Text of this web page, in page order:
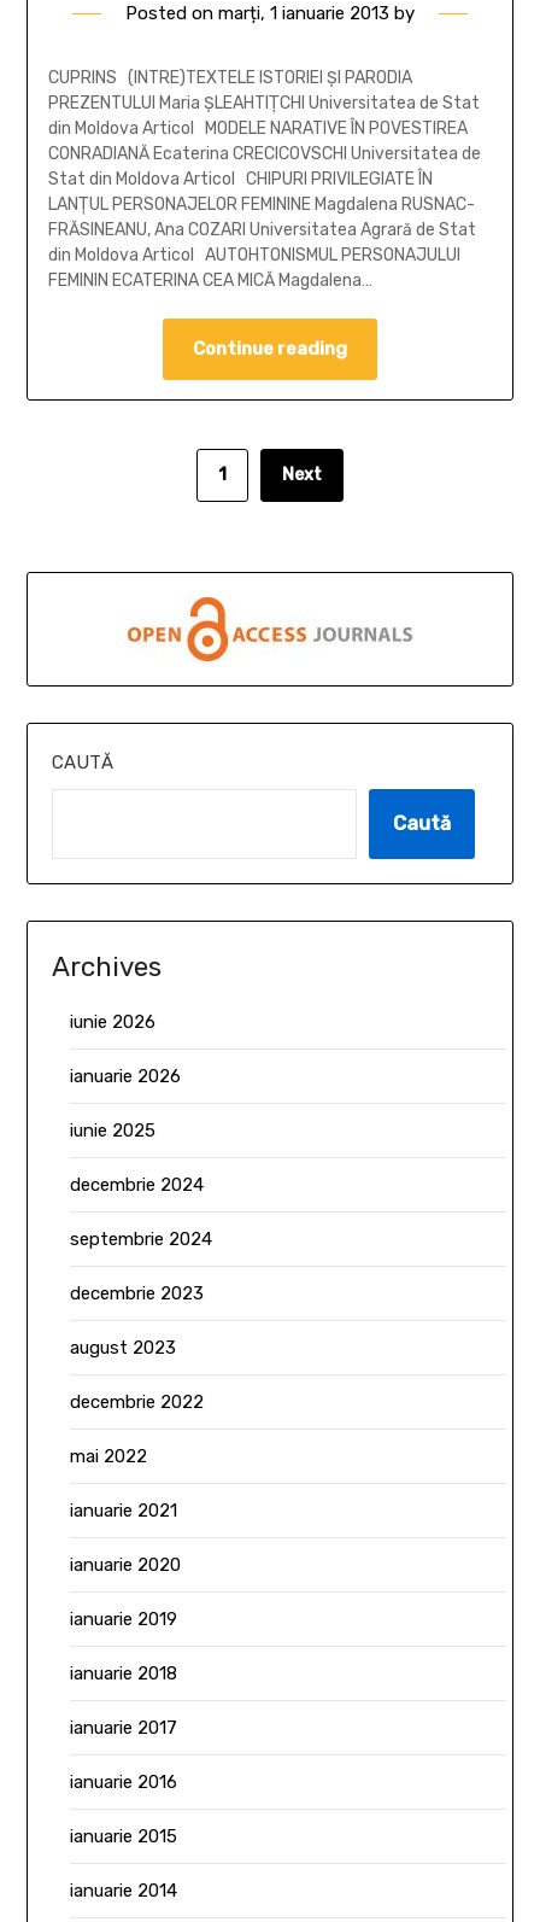
Posted on marți, 1 ianuarie 2013 by
CUPRINS (INTRE)TEXTELE ISTORIEI ŞI PARODIA
PREZENTULUI Maria ŞLEAHTIŢCHI Universitatea de Stat
din Moldova Articol MODELE NARATIVE ÎN POVESTIREA
CONRADIANĂ Ecaterina CRECICOVSCHI Universitatea de
Stat din Moldova Articol CHIPURI PRIVILEGIATE ÎN
LANŢUL PERSONAJELOR FEMININE Magdalena RUSNAC-
FRĂSINEANU, Ana COZARI Universitatea Agrară de Stat
din Moldova Articol AUTOHTONISMUL PERSONAJULUI
FEMININ ECATERINA CEA MICĂ Magdalena…
Continue reading
1 Next
CAUTĂ
Caută
Archives
iunie 2026
ianuarie 2026
iunie 2025
decembrie 2024
septembrie 2024
decembrie 2023
august 2023
decembrie 2022
mai 2022
ianuarie 2021
ianuarie 2020
ianuarie 2019
ianuarie 2018
ianuarie 2017
ianuarie 2016
ianuarie 2015
ianuarie 2014